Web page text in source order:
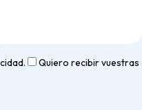
.
Quiero recibir vuestras